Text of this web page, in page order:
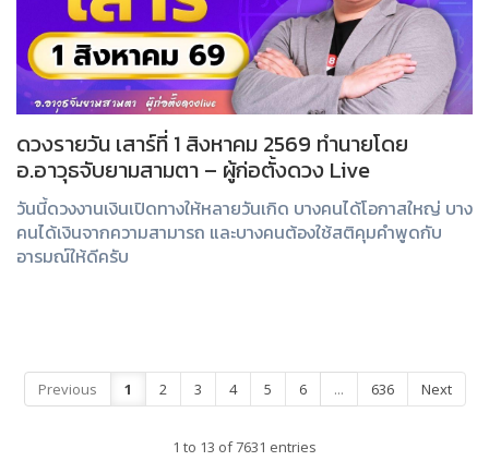
ดวงรายวัน เสาร์ที่ 1 สิงหาคม 2569 ทำนายโดย
อ.อาวุธจับยามสามตา – ผู้ก่อตั้งดวง Live
วันนี้ดวงงานเงินเปิดทางให้หลายวันเกิด บางคนได้โอกาสใหญ่ บาง
คนได้เงินจากความสามารถ และบางคนต้องใช้สติคุมคำพูดกับ
อารมณ์ให้ดีครับ
Previous 1 2 3 4 5 6 ... 636 Next
1 to 13 of 7631 entries